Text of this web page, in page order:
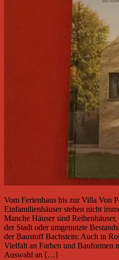
Vom Ferienhaus bis zur Villa Von
Einfamilienhäuser stehen nicht
Manche Häuser sind
der Stadt oder umgenutzte
der Baustoff Bachstein: Auch in
Vielfalt an Farben und Bauformen
Auswahl an […]